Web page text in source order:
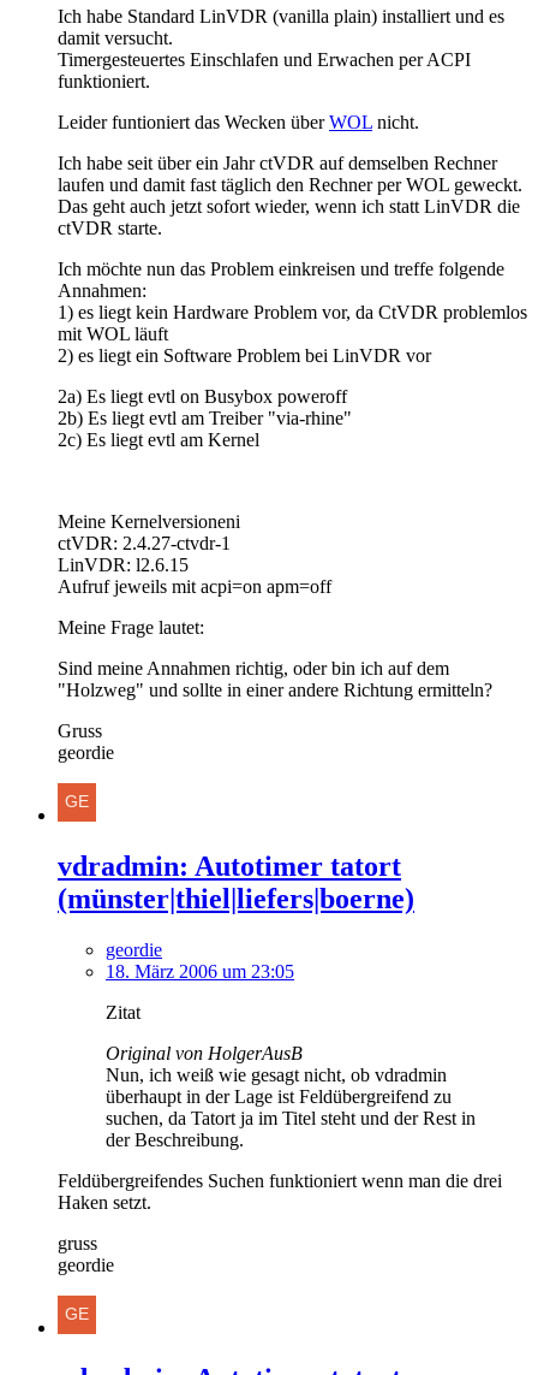
Ich habe Standard LinVDR (vanilla plain) installiert und es
damit versucht.
Timergesteuertes Einschlafen und Erwachen per ACPI
funktioniert.
Leider funtioniert das Wecken überWOL nicht.
Ich habe seit über ein Jahr ctVDR auf demselben Rechner
laufen und damit fast täglich den Rechner per WOL geweckt.
Das geht auch jetzt sofort wieder, wenn ich statt LinVDR die
ctVDR starte.
Ich möchte nun das Problem einkreisen und treffe folgende
Annahmen:
1) es liegt kein Hardware Problem vor, da CtVDR problemlos
mit WOL läuft
2) es liegt ein Software Problem bei LinVDR vor
2a) Es liegt evtl on Busybox poweroff
2b) Es liegt evtl am Treiber "via-rhine"
2c) Es liegt evtl am Kernel
Meine Kernelversioneni
ctVDR: 2.4.27-ctvdr-1
LinVDR: l2.6.15
Aufruf jeweils mit acpi=on apm=off
Meine Frage lautet:
Sind meine Annahmen richtig, oder bin ich auf dem
"Holzweg" und sollte in einer andere Richtung ermitteln?
Gruss
geordie
vdradmin: Autotimer tatort
(münster|thiel|liefers|boerne)
geordie
18. März 2006 um 23:05
Zitat
Original von HolgerAusB
Nun, ich weiß wie gesagt nicht, ob vdradmin
überhaupt in der Lage ist Feldübergreifend zu
suchen, da Tatort ja im Titel steht und der Rest in
der Beschreibung.
Feldübergreifendes Suchen funktioniert wenn man die drei
Haken setzt.
gruss
geordie